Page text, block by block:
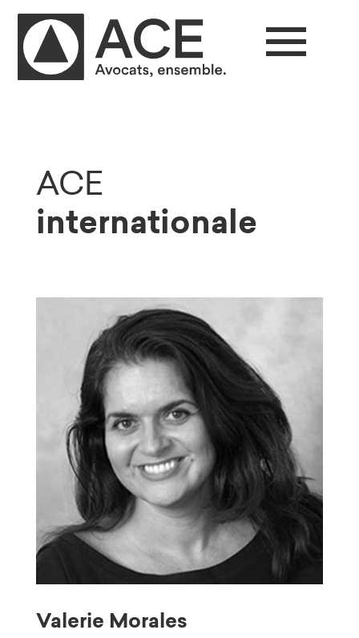
ACE
internationale
Valerie Morales